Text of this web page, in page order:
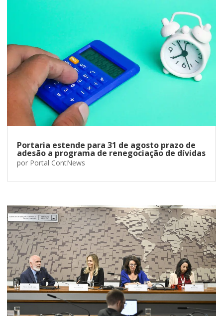
Portaria estende para 31 de agosto prazo de
adesão a programa de renegociação de dívidas
por Portal ContNews